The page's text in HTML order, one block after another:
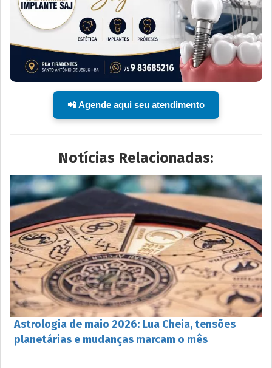
📲 Agende aqui seu atendimento
Notícias Relacionadas:
Astrologia de maio 2026: Lua Cheia, tensões
planetárias e mudanças marcam o mês